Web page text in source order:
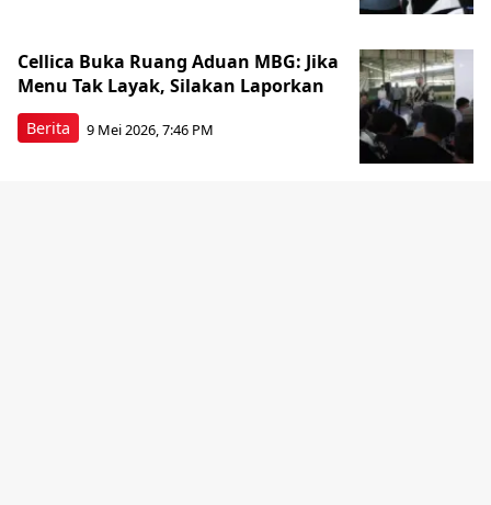
Berita
Cellica Buka Ruang Aduan MBG: Jika
Menu Tak Layak, Silakan Laporkan
9 Mei 2026, 7:46 PM